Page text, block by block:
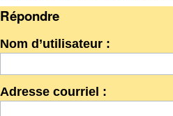
Répondre
Nom d’utilisateur :
Adresse courriel :